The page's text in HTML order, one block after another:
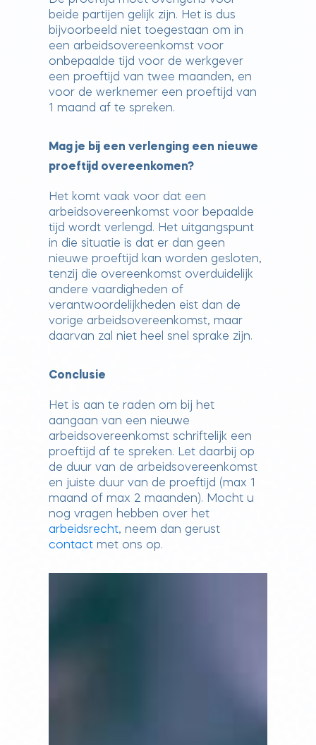
beide partijen gelijk zijn. Het is dus
bijvoorbeeld niet toegestaan om in
een arbeidsovereenkomst voor
onbepaalde tijd voor de werkgever
een proeftijd van twee maanden, en
voor de werknemer een proeftijd van
1 maand af te spreken.
Mag je bij een verlenging een nieuwe
proeftijd overeenkomen?
Het komt vaak voor dat een
arbeidsovereenkomst voor bepaalde
tijd wordt verlengd. Het uitgangspunt
in die situatie is dat er dan geen
nieuwe proeftijd kan worden gesloten,
tenzij die overeenkomst overduidelijk
andere vaardigheden of
verantwoordelijkheden eist dan de
vorige arbeidsovereenkomst, maar
daarvan zal niet heel snel sprake zijn.
Conclusie
Het is aan te raden om bij het
aangaan van een nieuwe
arbeidsovereenkomst schriftelijk een
proeftijd af te spreken. Let daarbij op
de duur van de arbeidsovereenkomst
en juiste duur van de proeftijd (max 1
maand of max 2 maanden). Mocht u
nog vragen hebben over het
arbeidsrecht, neem dan gerust
contactmet ons op.